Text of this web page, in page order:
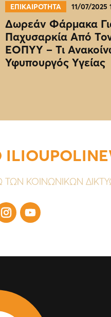
ΕΠΙΚΑΙΡΟΤΗΤΑ 11/07/2025
Δωρεάν Φάρμακα
Παχυσαρκία Από
EOΠΥΥ – Τι
Υφυπουργός Υγείας
ΚΟΙΝΩΝΙΚΩΝ
 